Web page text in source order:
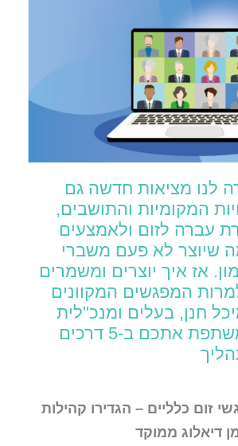
לנו מציאות חדשה גם
המקומיות והתושבים,
עברה לזום ולאמצעים
שיוצר לא פעם משברי
אז איך יוצרים ומשמרים
המפגשים המקוונים
חנן, בעלים ומנכ"לית
Muniplus משתפת אתכם ב-5 דרכים
זום כלליים – הגדירו קהילות
דיאלוג ממוקד